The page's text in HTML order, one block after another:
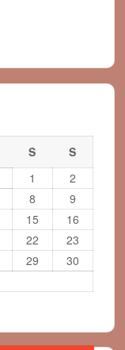
S
S
1
2
8
9
15
16
22
23
29
30